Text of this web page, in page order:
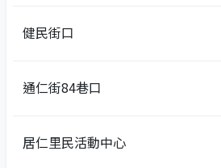
健民街口
通仁街84巷口
居仁里民活動中心